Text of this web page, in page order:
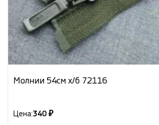
Молнии 54см х/б 72116
Цена:340 ₽